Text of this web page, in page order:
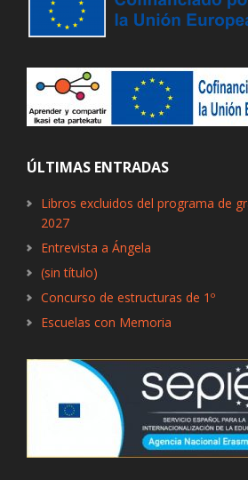
ÚLTIMAS ENTRADAS
Libros excluidos del programa de
2027
Entrevista a Ángela
(sin título)
Concurso de estructuras de 1º
Escuelas con Memoria